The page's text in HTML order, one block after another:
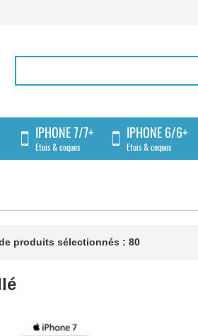
IPHONE 7/7+
Etuis & coques
IPHONE 6/6+
Etuis & coques
produits sélectionnés : 80